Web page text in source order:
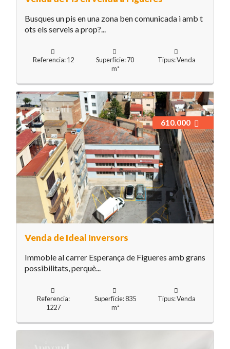
Busques un pis en una zona ben comunicada i amb t
ots els serveis a prop?...
Referencia: 12
Superfície: 70
m²
Tipus: Venda
Venda de Ideal Inversors
610.000
Immoble al carrer Esperança de Figueres amb grans
possibilitats, perquè...
Referencia:
1227
Superfície: 835
m²
Tipus: Venda